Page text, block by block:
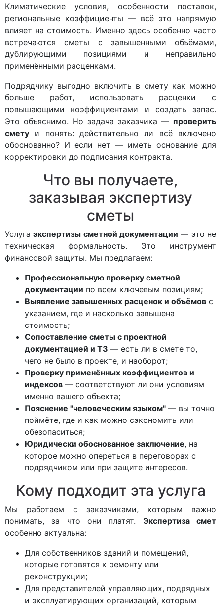
Климатические условия, особенности поставок,
региональные коэффициенты — всё это напрямую
влияет на стоимость. Именно здесь особенно часто
встречаются сметы с завышенными объёмами,
дублирующими позициями и неправильно
применёнными расценками.
Подрядчику выгодно включить в смету как можно
больше работ, использовать расценки с
повышающими коэффициентами и создать запас.
Это объяснимо. Но задача заказчика — проверить
смету и понять: действительно ли всё включено
обоснованно? И если нет — иметь основание для
корректировки до подписания контракта.
Что вы получаете,
заказывая экспертизу
сметы
Услугаэкспертизы сметной документации — это не
техническая формальность. Это инструмент
финансовой защиты. Мы предлагаем:
Профессиональную проверку сметной
документации по всем ключевым позициям;
Выявление завышенных расценок и объёмов с
указанием, где и насколько завышена
стоимость;
Сопоставление сметы с проектной
документацией и ТЗ — есть ли в смете то,
чего не было в проекте, и наоборот;
Проверку применённых коэффициентов и
индексов — соответствуют ли они условиям
именно вашего объекта;
Пояснение "человеческим языком" — вы точно
поймёте, где и как можно сэкономить или
обезопаситься;
Юридически обоснованное заключение, на
которое можно опереться в переговорах с
подрядчиком или при защите интересов.
Кому подходит эта услуга
Мы работаем с заказчиками, которым важно
понимать, за что они платят. Экспертиза смет
особенно актуальна:
Для собственников зданий и помещений,
которые готовятся к ремонту или
реконструкции;
Для представителей управляющих, подрядных
и эксплуатирующих организаций, которым